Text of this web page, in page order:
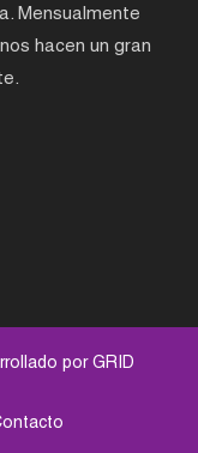
Mensualmente
hacen un gran
porGRID